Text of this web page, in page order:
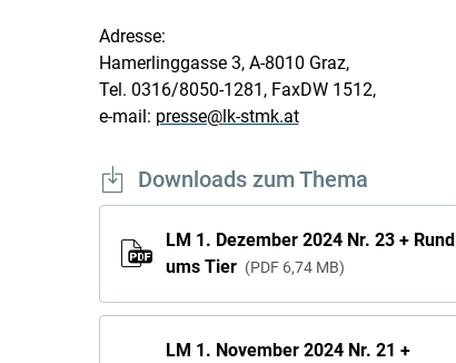
Adresse:
Hamerlinggasse 3, A-8010 Graz,
Tel. 0316/8050-1281, FaxDW 1512,
e-mail: presse@lk-stmk.at
Downloads zum Thema
LM 1. Dezember 2024 Nr. 23 + Rund
ums Tier
PDF 6,74 MB
LM 1. November 2024 Nr. 21 +